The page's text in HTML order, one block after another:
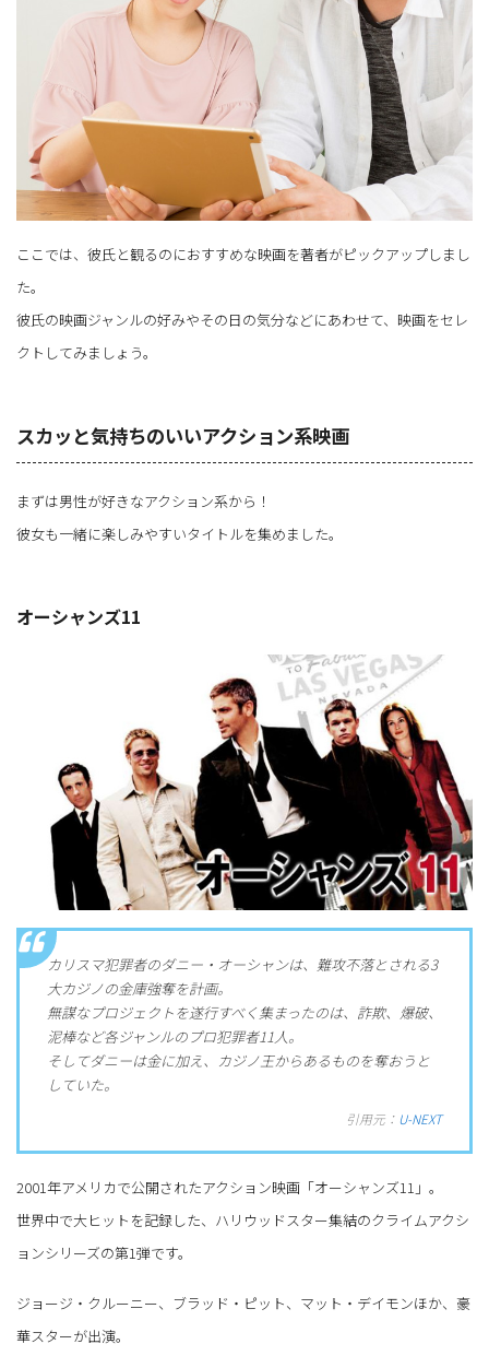
ここでは、彼氏と観るのにおすすめな映画を著者がピックアップしまし
た。
彼氏の映画ジャンルの好みやその日の気分などにあわせて、映画をセレ
クトしてみましょう。
スカッと気持ちのいいアクション系映画
まずは男性が好きなアクション系から！
彼女も一緒に楽しみやすいタイトルを集めました。
オーシャンズ11
カリスマ犯罪者のダニー・オーシャンは、難攻不落とされる3
大カジノの金庫強奪を計画。
無謀なプロジェクトを遂行すべく集まったのは、詐欺、爆破、
泥棒など各ジャンルのプロ犯罪者11人。
そしてダニーは金に加え、カジノ王からあるものを奪おうと
していた。
引用元： U-NEXT
2001年アメリカで公開されたアクション映画「オーシャンズ11」。
世界中で大ヒットを記録した、ハリウッドスター集結のクライムアクシ
ョンシリーズの第1弾です。
ジョージ・クルーニー、ブラッド・ピット、マット・デイモンほか、豪
華スターが出演。